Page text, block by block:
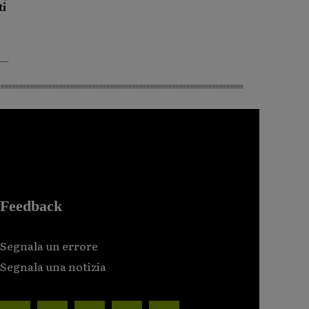
Feedback
Segnala un errore
Segnala una notizia